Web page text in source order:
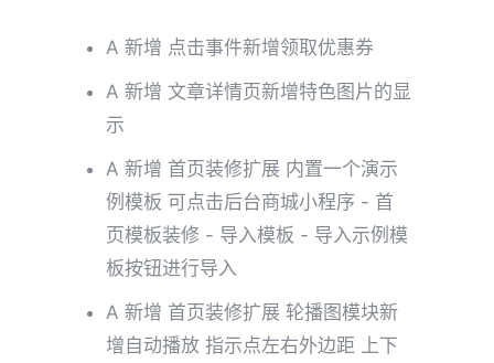
A 新增 点击事件新增领取优惠券
A 新增 文章详情页新增特色图片的显
示
A 新增 首页装修扩展 内置一个演示
例模板 可点击后台商城小程序 - 首
页模板装修 - 导入模板 - 导入示例模
板按钮进行导入
A 新增 首页装修扩展 轮播图模块新
增自动播放 指示点左右外边距 上下